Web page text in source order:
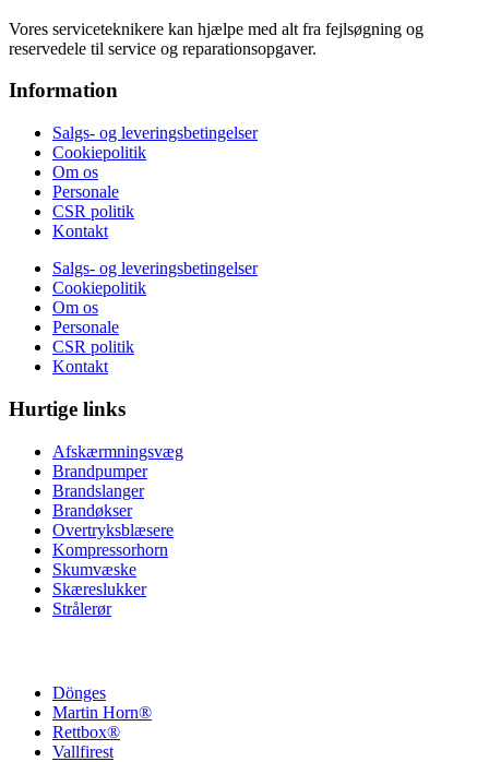
Vores serviceteknikere kan hjælpe med alt fra fejlsøgning og
reservedele til service og reparationsopgaver.
Information
Salgs- og leveringsbetingelser
Cookiepolitik
Om os
Personale
CSR politik
Kontakt
Salgs- og leveringsbetingelser
Cookiepolitik
Om os
Personale
CSR politik
Kontakt
Hurtige links
Afskærmningsvæg
Brandpumper
Brandslanger
Brandøkser
Overtryksblæsere
Kompressorhorn
Skumvæske
Skæreslukker
Strålerør
Dönges
Martin Horn®
Rettbox®
Vallfirest